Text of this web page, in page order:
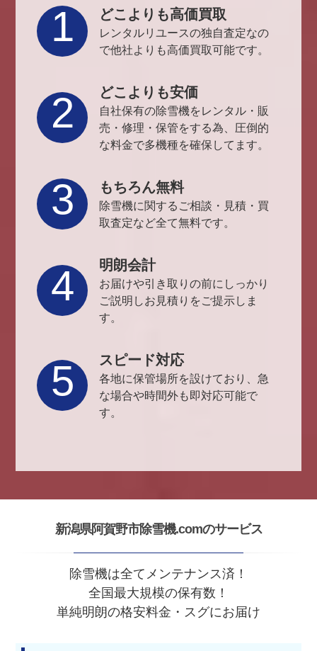
どこよりも高価買取
レンタルリユースの独自査定なの
で他社よりも高価買取可能です。
1
どこよりも安価
自社保有の除雪機をレンタル・販
売・修理・保管をする為、圧倒的
な料金で多機種を確保してます。
2
もちろん無料
除雪機に関するご相談・見積・買
取査定など全て無料です。
3
明朗会計
お届けや引き取りの前にしっかり
ご説明しお見積りをご提示しま
す。
4
スピード対応
各地に保管場所を設けており、急
な場合や時間外も即対応可能で
す。
5
新潟県阿賀野市除雪機.comのサービス
除雪機は全てメンテナンス済！
全国最大規模の保有数！
単純明朗の格安料金・スグにお届け